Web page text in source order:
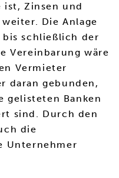
ist, Zinsen und
Die Anlage
schließlich der
Vereinbarung wäre
Vermieter
daran gebunden,
gelisteten Banken
sind. Durch den
die
Unternehmer